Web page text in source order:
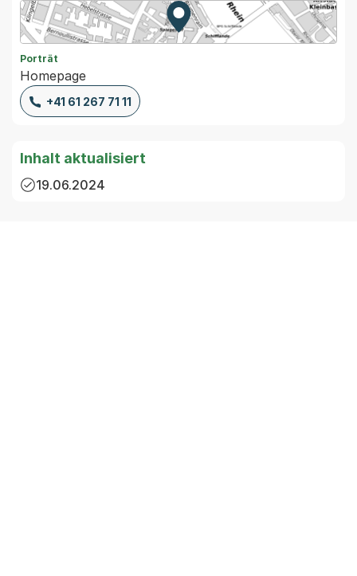
Zur Karte von MapBS.
Externer Link, wird in einem
Porträt
Homepage
+41 61 267 71 11
Inhalt aktualisiert
19.06.2024